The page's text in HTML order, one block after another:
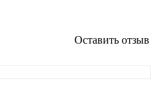
Оставить отзыв